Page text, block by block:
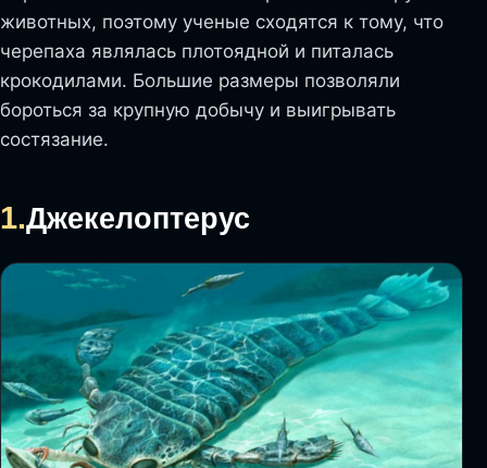
животных, поэтому ученые сходятся к тому, что
черепаха являлась плотоядной и питалась
крокодилами. Большие размеры позволяли
бороться за крупную добычу и выигрывать
состязание.
1.Джекелоптерус